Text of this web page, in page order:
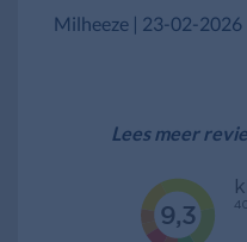
Milheeze | 23-02-2026
Lees meer